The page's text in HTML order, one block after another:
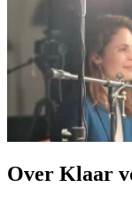
Over Klaar